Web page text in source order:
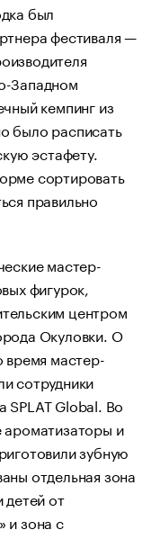
был
фестиваля —
Западном
кемпинг из
было расписать
эстафету.
сортировать
правильно
мастер-
фигурок,
центром
Окуловки. О
время мастер-
сотрудники
SPLAT Global. Во
ароматизаторы и
зубную
отдельная зона
детей от
и зона с